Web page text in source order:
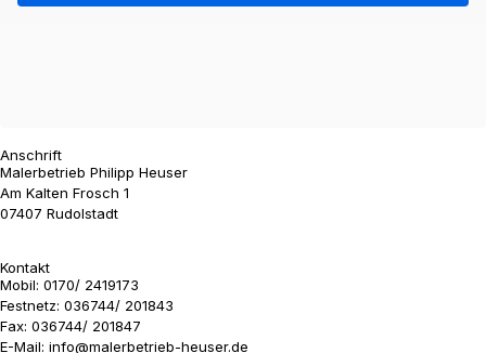
Anschrift
Malerbetrieb Philipp Heuser
Am Kalten Frosch 1
07407 Rudolstadt
Kontakt
Mobil: 0170/ 2419173
Festnetz: 036744/ 201843
Fax: 036744/ 201847
E-Mail: info@malerbetrieb-heuser.de